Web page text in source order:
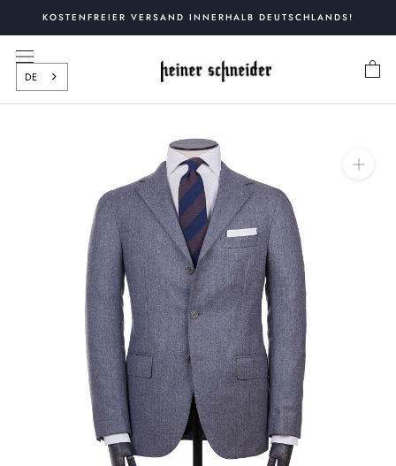
springen
KOSTENFREIER VERSAND INNERHALB DEUTSCHLANDS!
DE